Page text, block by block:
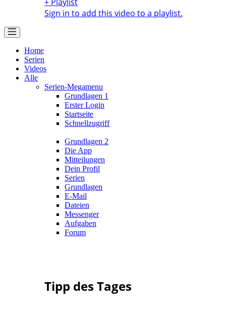
Sign in to add this video to a playlist.
Home
Serien
Videos
Alle
Serien-Megamenu
Grundlagen 1
Erster Login
Startseite
Schnellzugriff
Grundlagen 2
Die App
Mitteilungen
Dein Profil
Serien
Grundlagen
E-Mail
Dateien
Messenger
Aufgaben
Forum
Tipp des Tages